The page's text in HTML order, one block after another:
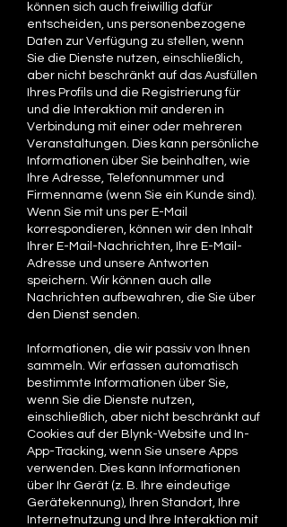
können sich auch freiwillig dafür
entscheiden, uns personenbezogene
Daten zur Verfügung zu stellen, wenn
Sie die Dienste nutzen, einschließlich,
aber nicht beschränkt auf das Ausfüllen
Ihres Profils und die Registrierung für
und die Interaktion mit anderen in
Verbindung mit einer oder mehreren
Veranstaltungen. Dies kann persönliche
Informationen über Sie beinhalten, wie
Ihre Adresse, Telefonnummer und
Firmenname (wenn Sie ein Kunde sind).
Wenn Sie mit uns per E-Mail
korrespondieren, können wir den Inhalt
Ihrer E-Mail-Nachrichten, Ihre E-Mail-
Adresse und unsere Antworten
speichern. Wir können auch alle
Nachrichten aufbewahren, die Sie über
den Dienst senden.
Informationen, die wir passiv von Ihnen
sammeln. Wir erfassen automatisch
bestimmte Informationen über Sie,
wenn Sie die Dienste nutzen,
einschließlich, aber nicht beschränkt auf
Cookies auf der Blynk-Website und In-
App-Tracking, wenn Sie unsere Apps
verwenden. Dies kann Informationen
über Ihr Gerät (z. B. Ihre eindeutige
Gerätekennung), Ihren Standort, Ihre
Internetnutzung und Ihre Interaktion mit